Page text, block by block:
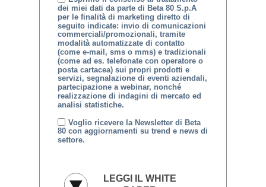
dei miei dati da parte di Beta 80 S.p.A
per le finalità di marketing diretto di
seguito indicate: invio di comunicazioni
commerciali/promozionali, tramite
modalità automatizzate di contatto
(come e-mail, sms o mms) e tradizionali
(come ad es. telefonate con operatore o
posta cartacea) sui propri prodotti e
servizi, segnalazione di eventi aziendali,
partecipazione a webinar, nonché
realizzazione di indagini di mercato ed
analisi statistiche.
Voglio ricevere la Newsletter di Beta
80 con aggiornamenti su trend e news di
settore.